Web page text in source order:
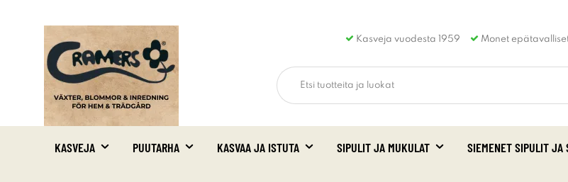
Kasveja vuodesta 1959 Monet
KASVEJA PUUTARHA KASVAA JA ISTUTA SIPULIT JA MUKULAT SIEMENET SIPULIT JA